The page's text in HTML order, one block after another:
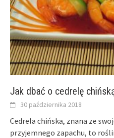
Jak dbać o cedrelę
30 października 2018
Cedrela chińska, znana ze
przyjemnego zapachu, to